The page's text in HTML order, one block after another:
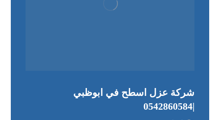
شركة عزل اسطح في ابوظبي
|0542860584